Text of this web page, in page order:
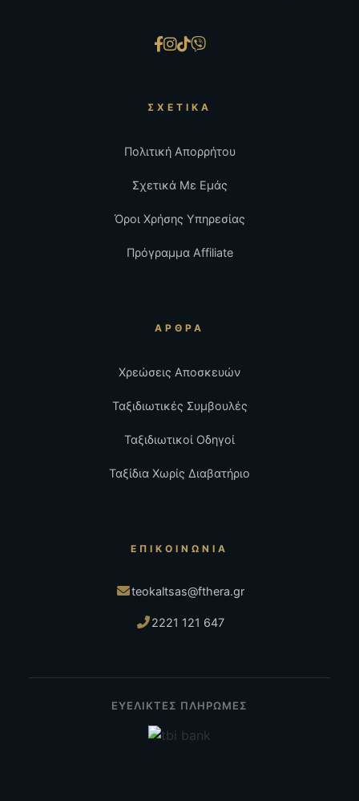
ΣΧΕΤΙΚΆ
Πολιτική Απορρήτου
Σχετικά Με Εμάς
Όροι Χρήσης Υπηρεσίας
Πρόγραμμα Affiliate
ΆΡΘΡΑ
Χρεώσεις Αποσκευών
Ταξιδιωτικές Συμβουλές
Ταξιδιωτικοί Οδηγοί
Ταξίδια Χωρίς Διαβατήριο
ΕΠΙΚΟΙΝΩΝΊΑ
teokaltsas@fthera.gr
2221 121 647
ΕΥΕΛΙΚΤΕΣ ΠΛΗΡΩΜΕΣ